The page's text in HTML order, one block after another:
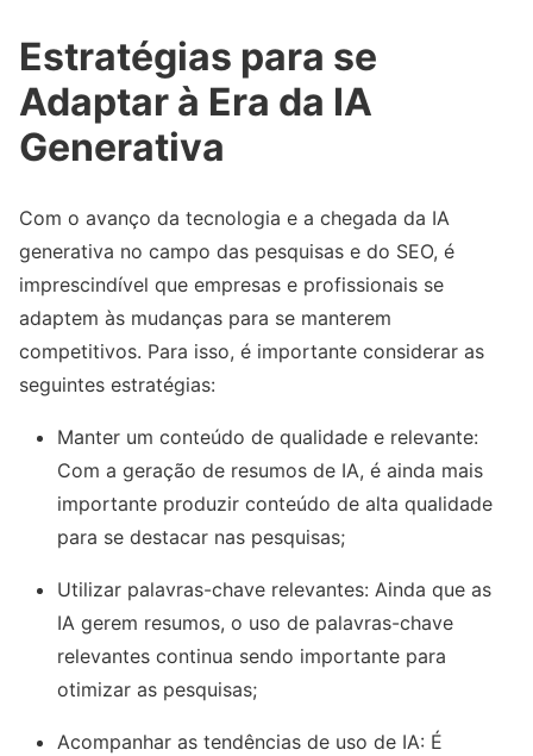
Estratégias para se
Adaptar à Era da IA
Generativa
Com o avanço da tecnologia e a chegada da IA
generativa no campo das pesquisas e do SEO, é
imprescindível que empresas e profissionais se
adaptem às mudanças para se manterem
competitivos. Para isso, é importante considerar as
seguintes estratégias:
Manter um conteúdo de qualidade e relevante:
Com a geração de resumos de IA, é ainda mais
importante produzir conteúdo de alta qualidade
para se destacar nas pesquisas;
Utilizar palavras-chave relevantes: Ainda que as
IA gerem resumos, o uso de palavras-chave
relevantes continua sendo importante para
otimizar as pesquisas;
Acompanhar as tendências de uso de IA: É